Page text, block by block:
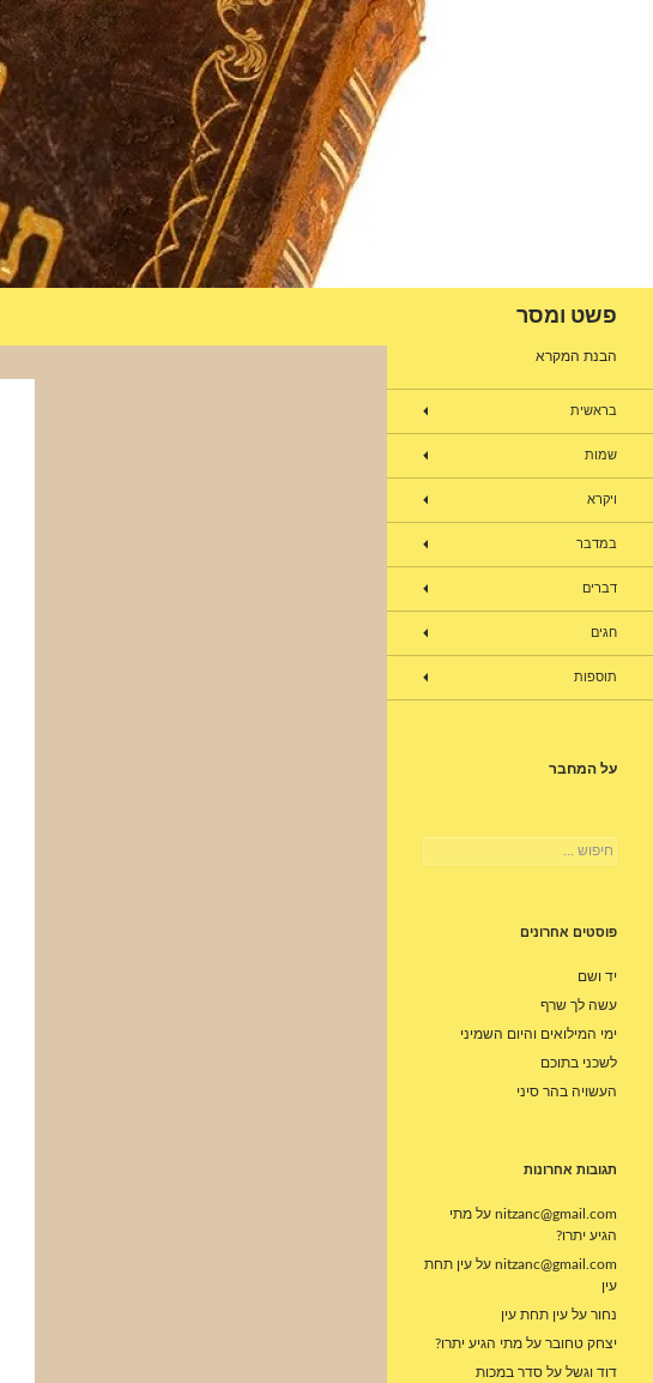
פשט ומסר
הבנת המקרא
בראשית
שמות
ויקרא
במדבר
דברים
חגים
תוספות
על המחבר
חיפוש:
פוסטים אחרונים
יד ושם
עשה לך שרף
ימי המילואים והיום השמיני
לשכני בתוכם
העשויה בהר סיני
תגובות אחרונות
nitzanc@gmail.com על מתי
הגיע יתרו?
nitzanc@gmail.com על עין תחת
עין
נחור על עין תחת עין
יצחק טחובר על מתי הגיע יתרו?
דוד וגשל על סדר במכות